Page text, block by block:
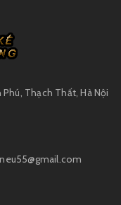
Thạch Thất, Hà Nội